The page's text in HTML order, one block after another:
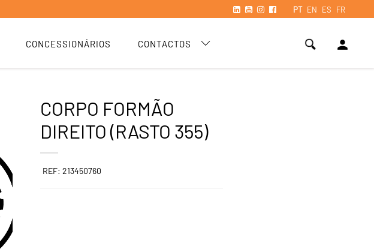
PT EN ES FR
CONCESSIONÁRIOS CONTACTOS person
CORPO FORMÃO
DIREITO (RASTO 355)
REF: 213450760